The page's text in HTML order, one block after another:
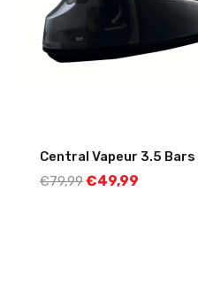
Central Vapeur 3.5
€79,99€49,99